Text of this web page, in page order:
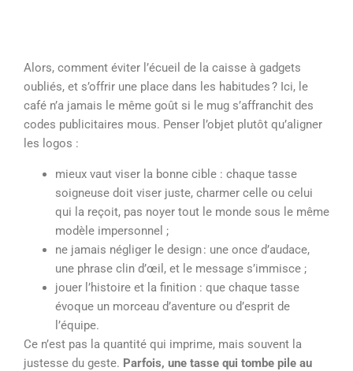
Alors, comment éviter l’écueil de la caisse à gadgets
oubliés, et s’offrir une place dans les habitudes ? Ici, le
café n’a jamais le même goût si le mug s’affranchit des
codes publicitaires mous. Penser l’objet plutôt qu’aligner
les logos :
mieux vaut viser la bonne cible : chaque tasse
soigneuse doit viser juste, charmer celle ou celui
qui la reçoit, pas noyer tout le monde sous le même
modèle impersonnel ;
ne jamais négliger le design : une once d’audace,
une phrase clin d’œil, et le message s’immisce ;
jouer l’histoire et la finition : que chaque tasse
évoque un morceau d’aventure ou d’esprit de
l’équipe.
Ce n’est pas la quantité qui imprime, mais souvent la
justesse du geste. Parfois, une tasse qui tombe pile au